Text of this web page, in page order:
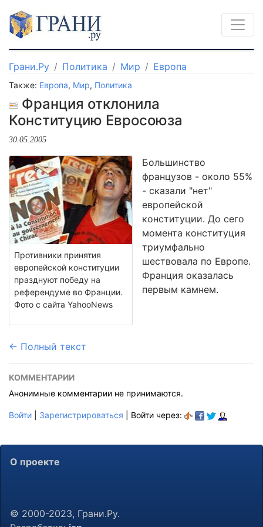
Грани.Ру Политика Мир Европа
Также: Европа, Мир, Политика
Франция отклонила
Конституцию Евросоюза
30.05.2005
Противники принятия
европейской конституции
празднуют победу на
референдуме во Франции.
Фото с сайта YahooNews
Большинство
французов - около 55%
- сказали "нет"
европейской
конституции. До сего
момента конституция
триумфально
шествовала по Европе.
Франция оказалась
первым камнем.
← Полный текст
КОММЕНТАРИИ
Анонимные комментарии не принимаются.
Войти Зарегистрироваться | Войти через:
О проекте
© 2000-2023, Грани.Ру.